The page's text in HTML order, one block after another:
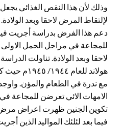
وذلك لأن هذا النقص الغذائي
لإلتقاط المرض لاحقا وبعد الولادة.
دعم هذا الفرض بدراسة أجريت
للمجاعة في مراحل الحمل
لاحقا وبعد الولادة. تناولت
هولاند
مع ندرة في الطعام والمؤن.
الامهات الائي تعرضن للمجاعة
تكوين الجنين ظهرت اعراض مرض
فيما بعد لئلئك المواليد الذين